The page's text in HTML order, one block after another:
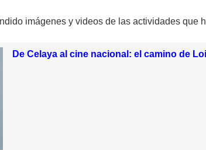
imágenes y videos de las actividades que
De Celaya al cine nacional: el camino de